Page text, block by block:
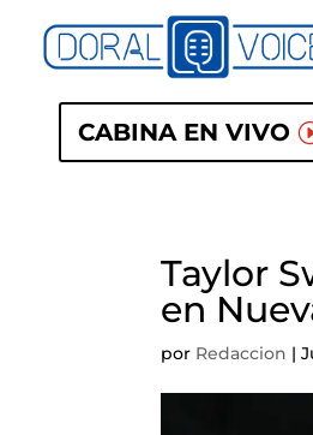
CABINA EN VIVO
Taylor
en
por Redaccion |